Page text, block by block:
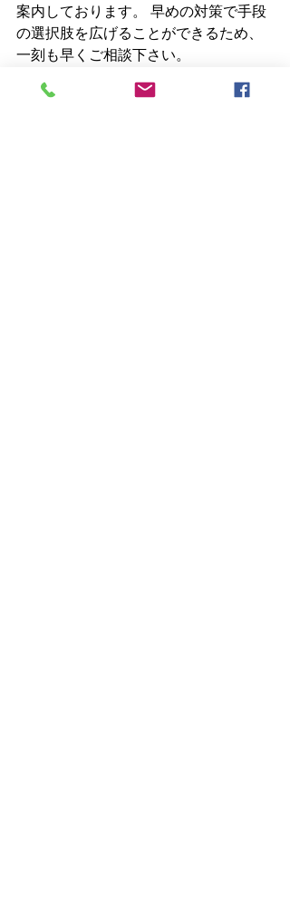
案内しております。 早めの対策で手段
の選択肢を広げることができるため、
一刻も早くご相談下さい。
太陽光発電の評価